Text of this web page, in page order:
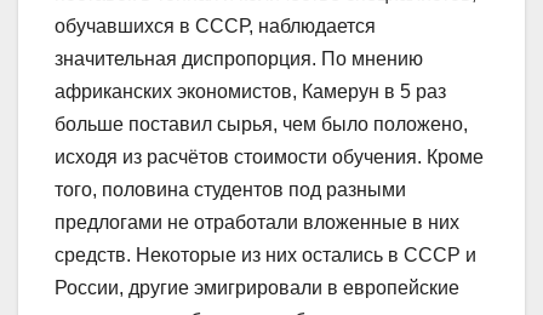
обучавшихся в СССР, наблюдается
значительная диспропорция. По мнению
африканских экономистов, Камерун в 5 раз
больше поставил сырья, чем было положено,
исходя из расчётов стоимости обучения. Кроме
того, половина студентов под разными
предлогами не отработали вложенные в них
средств. Некоторые из них остались в СССР и
России, другие эмигрировали в европейские